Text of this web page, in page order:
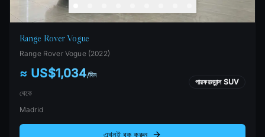
Range Rover Vogue
Range Rover Vogue(2022)
≈ US$1,034/দিন
থেকে
পারফরম্যান্স SUV
Madrid
এখনই বুক করুন